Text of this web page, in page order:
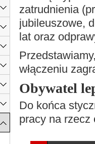
zatrudnienia
jubileuszowe,
lat oraz
włączeniu
Obywatel
Do końca
pracy na rzecz